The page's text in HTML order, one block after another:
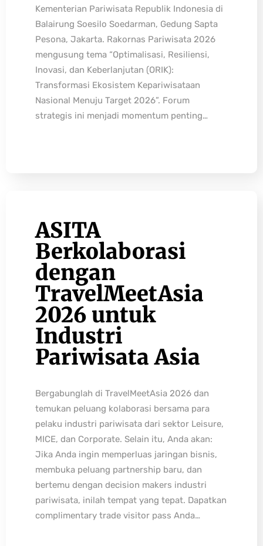
Kementerian Pariwisata Republik Indonesia di
Balairung Soesilo Soedarman, Gedung Sapta
Pesona, Jakarta. Rakornas Pariwisata 2026
mengusung tema “Optimalisasi, Resiliensi,
Inovasi, dan Keberlanjutan (ORIK):
Transformasi Ekosistem Kepariwisataan
Nasional Menuju Target 2026”. Forum
strategis ini menjadi momentum penting…
ASITA
Berkolaborasi
dengan
TravelMeetAsia
2026 untuk
Industri
Pariwisata Asia
Bergabunglah di TravelMeetAsia 2026 dan
temukan peluang kolaborasi bersama para
pelaku industri pariwisata dari sektor Leisure,
MICE, dan Corporate. Selain itu, Anda akan:
Jika Anda ingin memperluas jaringan bisnis,
membuka peluang partnership baru, dan
bertemu dengan decision makers industri
pariwisata, inilah tempat yang tepat. Dapatkan
complimentary trade visitor pass Anda…